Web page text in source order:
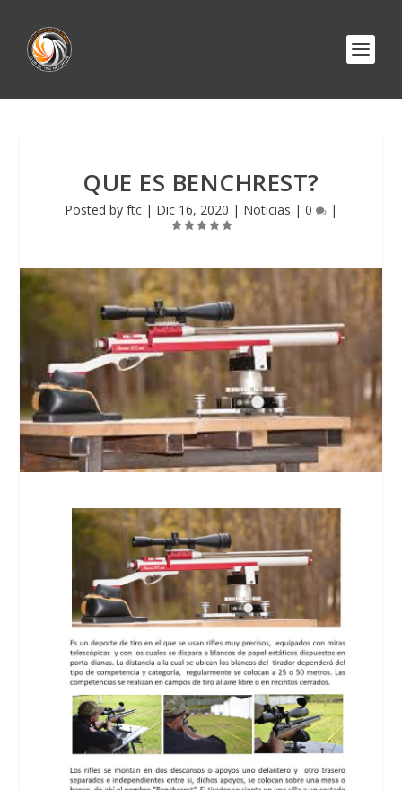
QUE ES BENCHREST?
Posted by ftc | Dic 16, 2020 | Noticias | 0 |